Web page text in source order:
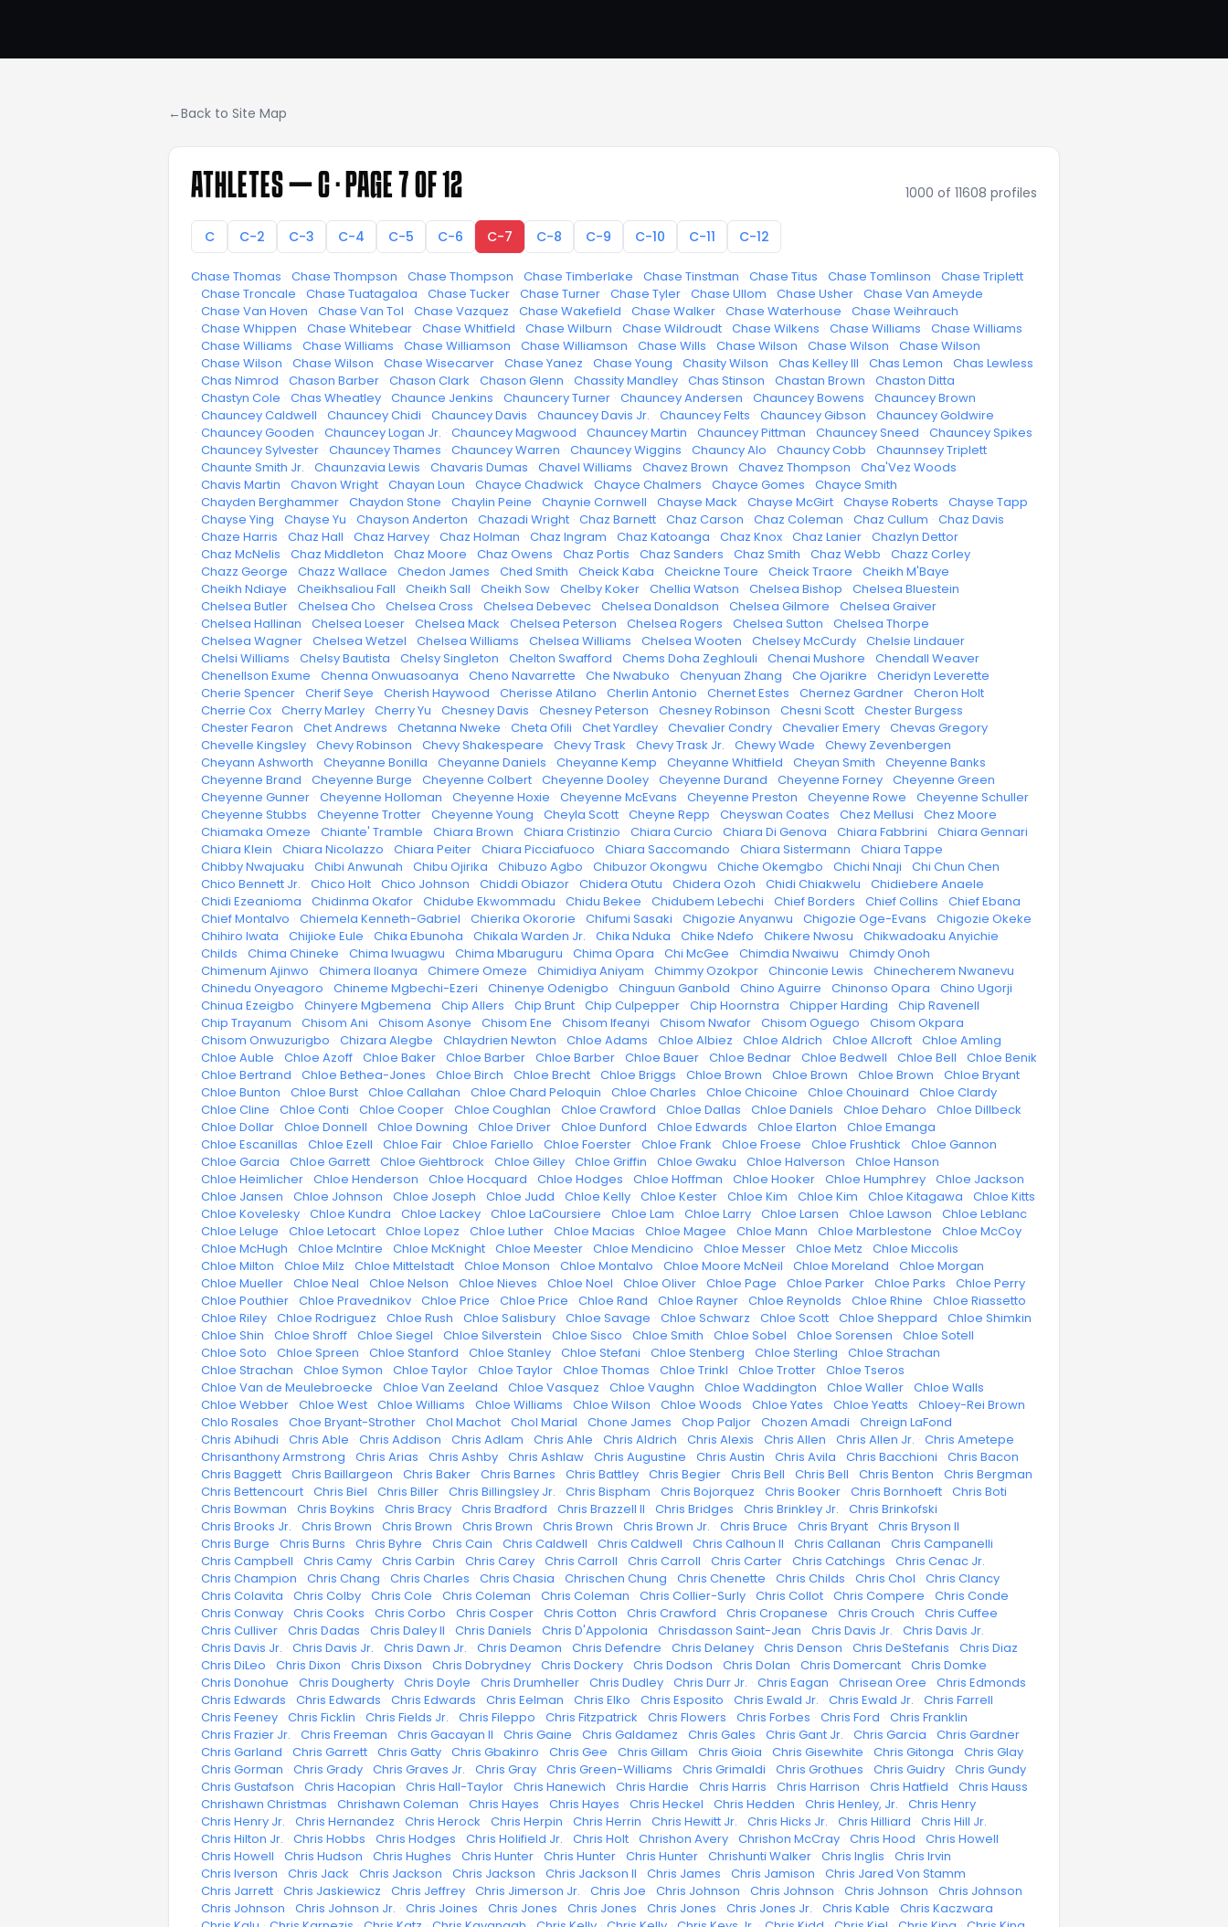
←Back to Site Map
ATHLETES —C· PAGE 7 OF 12 1000 of 11608 profiles
C C-2 C-3 C-4 C-5 C-6 C-7 C-8 C-9 C-10 C-11 C-12
Chase Thomas · Chase Thompson · Chase Thompson · Chase Timberlake · Chase Tinstman · Chase Titus · Chase Tomlinson · Chase Triplett
· Chase Troncale · Chase Tuatagaloa · Chase Tucker · Chase Turner · Chase Tyler · Chase Ullom · Chase Usher · Chase Van Ameyde
· Chase Van Hoven · Chase Van Tol · Chase Vazquez · Chase Wakefield · Chase Walker · Chase Waterhouse · Chase Weihrauch
· Chase Whippen · Chase Whitebear · Chase Whitfield · Chase Wilburn · Chase Wildroudt · Chase Wilkens · Chase Williams · Chase Williams
· Chase Williams · Chase Williams · Chase Williamson · Chase Williamson · Chase Wills · Chase Wilson · Chase Wilson · Chase Wilson
· Chase Wilson · Chase Wilson · Chase Wisecarver · Chase Yanez · Chase Young · Chasity Wilson · Chas Kelley III · Chas Lemon · Chas Lewless
· Chas Nimrod · Chason Barber · Chason Clark · Chason Glenn · Chassity Mandley · Chas Stinson · Chastan Brown · Chaston Ditta
· Chastyn Cole · Chas Wheatley · Chaunce Jenkins · Chauncery Turner · Chauncey Andersen · Chauncey Bowens · Chauncey Brown
· Chauncey Caldwell · Chauncey Chidi · Chauncey Davis · Chauncey Davis Jr. · Chauncey Felts · Chauncey Gibson · Chauncey Goldwire
· Chauncey Gooden · Chauncey Logan Jr. · Chauncey Magwood · Chauncey Martin · Chauncey Pittman · Chauncey Sneed · Chauncey Spikes
· Chauncey Sylvester · Chauncey Thames · Chauncey Warren · Chauncey Wiggins · Chauncy Alo · Chauncy Cobb · Chaunnsey Triplett
· Chaunte Smith Jr. · Chaunzavia Lewis · Chavaris Dumas · Chavel Williams · Chavez Brown · Chavez Thompson · Cha'Vez Woods
· Chavis Martin · Chavon Wright · Chayan Loun · Chayce Chadwick · Chayce Chalmers · Chayce Gomes · Chayce Smith
· Chayden Berghammer · Chaydon Stone · Chaylin Peine · Chaynie Cornwell · Chayse Mack · Chayse McGirt · Chayse Roberts · Chayse Tapp
· Chayse Ying · Chayse Yu · Chayson Anderton · Chazadi Wright · Chaz Barnett · Chaz Carson · Chaz Coleman · Chaz Cullum · Chaz Davis
· Chaze Harris · Chaz Hall · Chaz Harvey · Chaz Holman · Chaz Ingram · Chaz Katoanga · Chaz Knox · Chaz Lanier · Chazlyn Dettor
· Chaz McNelis · Chaz Middleton · Chaz Moore · Chaz Owens · Chaz Portis · Chaz Sanders · Chaz Smith · Chaz Webb · Chazz Corley
· Chazz George · Chazz Wallace · Chedon James · Ched Smith · Cheick Kaba · Cheickne Toure · Cheick Traore · Cheikh M'Baye
· Cheikh Ndiaye · Cheikhsaliou Fall · Cheikh Sall · Cheikh Sow · Chelby Koker · Chellia Watson · Chelsea Bishop · Chelsea Bluestein
· Chelsea Butler · Chelsea Cho · Chelsea Cross · Chelsea Debevec · Chelsea Donaldson · Chelsea Gilmore · Chelsea Graiver
· Chelsea Hallinan · Chelsea Loeser · Chelsea Mack · Chelsea Peterson · Chelsea Rogers · Chelsea Sutton · Chelsea Thorpe
· Chelsea Wagner · Chelsea Wetzel · Chelsea Williams · Chelsea Williams · Chelsea Wooten · Chelsey McCurdy · Chelsie Lindauer
· Chelsi Williams · Chelsy Bautista · Chelsy Singleton · Chelton Swafford · Chems Doha Zeghlouli · Chenai Mushore · Chendall Weaver
· Chenellson Exume · Chenna Onwuasoanya · Cheno Navarrette · Che Nwabuko · Chenyuan Zhang · Che Ojarikre · Cheridyn Leverette
· Cherie Spencer · Cherif Seye · Cherish Haywood · Cherisse Atilano · Cherlin Antonio · Chernet Estes · Chernez Gardner · Cheron Holt
· Cherrie Cox · Cherry Marley · Cherry Yu · Chesney Davis · Chesney Peterson · Chesney Robinson · Chesni Scott · Chester Burgess
· Chester Fearon · Chet Andrews · Chetanna Nweke · Cheta Ofili · Chet Yardley · Chevalier Condry · Chevalier Emery · Chevas Gregory
· Chevelle Kingsley · Chevy Robinson · Chevy Shakespeare · Chevy Trask · Chevy Trask Jr. · Chewy Wade · Chewy Zevenbergen
· Cheyann Ashworth · Cheyanne Bonilla · Cheyanne Daniels · Cheyanne Kemp · Cheyanne Whitfield · Cheyan Smith · Cheyenne Banks
· Cheyenne Brand · Cheyenne Burge · Cheyenne Colbert · Cheyenne Dooley · Cheyenne Durand · Cheyenne Forney · Cheyenne Green
· Cheyenne Gunner · Cheyenne Holloman · Cheyenne Hoxie · Cheyenne McEvans · Cheyenne Preston · Cheyenne Rowe · Cheyenne Schuller
· Cheyenne Stubbs · Cheyenne Trotter · Cheyenne Young · Cheyla Scott · Cheyne Repp · Cheyswan Coates · Chez Mellusi · Chez Moore
· Chiamaka Omeze · Chiante' Tramble · Chiara Brown · Chiara Cristinzio · Chiara Curcio · Chiara Di Genova · Chiara Fabbrini · Chiara Gennari
· Chiara Klein · Chiara Nicolazzo · Chiara Peiter · Chiara Picciafuoco · Chiara Saccomando · Chiara Sistermann · Chiara Tappe
· Chibby Nwajuaku · Chibi Anwunah · Chibu Ojirika · Chibuzo Agbo · Chibuzor Okongwu · Chiche Okemgbo · Chichi Nnaji · Chi Chun Chen
· Chico Bennett Jr. · Chico Holt · Chico Johnson · Chiddi Obiazor · Chidera Otutu · Chidera Ozoh · Chidi Chiakwelu · Chidiebere Anaele
· Chidi Ezeanioma · Chidinma Okafor · Chidube Ekwommadu · Chidu Bekee · Chidubem Lebechi · Chief Borders · Chief Collins · Chief Ebana
· Chief Montalvo · Chiemela Kenneth-Gabriel · Chierika Okororie · Chifumi Sasaki · Chigozie Anyanwu · Chigozie Oge-Evans · Chigozie Okeke
· Chihiro Iwata · Chijioke Eule · Chika Ebunoha · Chikala Warden Jr. · Chika Nduka · Chike Ndefo · Chikere Nwosu · Chikwadoaku Anyichie
· Childs · Chima Chineke · Chima Iwuagwu · Chima Mbaruguru · Chima Opara · Chi McGee · Chimdia Nwaiwu · Chimdy Onoh
· Chimenum Ajinwo · Chimera Iloanya · Chimere Omeze · Chimidiya Aniyam · Chimmy Ozokpor · Chinconie Lewis · Chinecherem Nwanevu
· Chinedu Onyeagoro · Chineme Mgbechi-Ezeri · Chinenye Odenigbo · Chinguun Ganbold · Chino Aguirre · Chinonso Opara · Chino Ugorji
· Chinua Ezeigbo · Chinyere Mgbemena · Chip Allers · Chip Brunt · Chip Culpepper · Chip Hoornstra · Chipper Harding · Chip Ravenell
· Chip Trayanum · Chisom Ani · Chisom Asonye · Chisom Ene · Chisom Ifeanyi · Chisom Nwafor · Chisom Oguego · Chisom Okpara
· Chisom Onwuzurigbo · Chizara Alegbe · Chlaydrien Newton · Chloe Adams · Chloe Albiez · Chloe Aldrich · Chloe Allcroft · Chloe Amling
· Chloe Auble · Chloe Azoff · Chloe Baker · Chloe Barber · Chloe Barber · Chloe Bauer · Chloe Bednar · Chloe Bedwell · Chloe Bell · Chloe Benik
· Chloe Bertrand · Chloe Bethea-Jones · Chloe Birch · Chloe Brecht · Chloe Briggs · Chloe Brown · Chloe Brown · Chloe Brown · Chloe Bryant
· Chloe Bunton · Chloe Burst · Chloe Callahan · Chloe Chard Peloquin · Chloe Charles · Chloe Chicoine · Chloe Chouinard · Chloe Clardy
· Chloe Cline · Chloe Conti · Chloe Cooper · Chloe Coughlan · Chloe Crawford · Chloe Dallas · Chloe Daniels · Chloe Deharo · Chloe Dillbeck
· Chloe Dollar · Chloe Donnell · Chloe Downing · Chloe Driver · Chloe Dunford · Chloe Edwards · Chloe Elarton · Chloe Emanga
· Chloe Escanillas · Chloe Ezell · Chloe Fair · Chloe Fariello · Chloe Foerster · Chloe Frank · Chloe Froese · Chloe Frushtick · Chloe Gannon
· Chloe Garcia · Chloe Garrett · Chloe Giehtbrock · Chloe Gilley · Chloe Griffin · Chloe Gwaku · Chloe Halverson · Chloe Hanson
· Chloe Heimlicher · Chloe Henderson · Chloe Hocquard · Chloe Hodges · Chloe Hoffman · Chloe Hooker · Chloe Humphrey · Chloe Jackson
· Chloe Jansen · Chloe Johnson · Chloe Joseph · Chloe Judd · Chloe Kelly · Chloe Kester · Chloe Kim · Chloe Kim · Chloe Kitagawa · Chloe Kitts
· Chloe Kovelesky · Chloe Kundra · Chloe Lackey · Chloe LaCoursiere · Chloe Lam · Chloe Larry · Chloe Larsen · Chloe Lawson · Chloe Leblanc
· Chloe Leluge · Chloe Letocart · Chloe Lopez · Chloe Luther · Chloe Macias · Chloe Magee · Chloe Mann · Chloe Marblestone · Chloe McCoy
· Chloe McHugh · Chloe McIntire · Chloe McKnight · Chloe Meester · Chloe Mendicino · Chloe Messer · Chloe Metz · Chloe Miccolis
· Chloe Milton · Chloe Milz · Chloe Mittelstadt · Chloe Monson · Chloe Montalvo · Chloe Moore McNeil · Chloe Moreland · Chloe Morgan
· Chloe Mueller · Chloe Neal · Chloe Nelson · Chloe Nieves · Chloe Noel · Chloe Oliver · Chloe Page · Chloe Parker · Chloe Parks · Chloe Perry
· Chloe Pouthier · Chloe Pravednikov · Chloe Price · Chloe Price · Chloe Rand · Chloe Rayner · Chloe Reynolds · Chloe Rhine · Chloe Riassetto
· Chloe Riley · Chloe Rodriguez · Chloe Rush · Chloe Salisbury · Chloe Savage · Chloe Schwarz · Chloe Scott · Chloe Sheppard · Chloe Shimkin
· Chloe Shin · Chloe Shroff · Chloe Siegel · Chloe Silverstein · Chloe Sisco · Chloe Smith · Chloe Sobel · Chloe Sorensen · Chloe Sotell
· Chloe Soto · Chloe Spreen · Chloe Stanford · Chloe Stanley · Chloe Stefani · Chloe Stenberg · Chloe Sterling · Chloe Strachan
· Chloe Strachan · Chloe Symon · Chloe Taylor · Chloe Taylor · Chloe Thomas · Chloe Trinkl · Chloe Trotter · Chloe Tseros
· Chloe Van de Meulebroecke · Chloe Van Zeeland · Chloe Vasquez · Chloe Vaughn · Chloe Waddington · Chloe Waller · Chloe Walls
· Chloe Webber · Chloe West · Chloe Williams · Chloe Williams · Chloe Wilson · Chloe Woods · Chloe Yates · Chloe Yeatts · Chloey-Rei Brown
· Chlo Rosales · Choe Bryant-Strother · Chol Machot · Chol Marial · Chone James · Chop Paljor · Chozen Amadi · Chreign LaFond
· Chris Abihudi · Chris Able · Chris Addison · Chris Adlam · Chris Ahle · Chris Aldrich · Chris Alexis · Chris Allen · Chris Allen Jr. · Chris Ametepe
· Chrisanthony Armstrong · Chris Arias · Chris Ashby · Chris Ashlaw · Chris Augustine · Chris Austin · Chris Avila · Chris Bacchioni · Chris Bacon
· Chris Baggett · Chris Baillargeon · Chris Baker · Chris Barnes · Chris Battley · Chris Begier · Chris Bell · Chris Bell · Chris Benton · Chris Bergman
· Chris Bettencourt · Chris Biel · Chris Biller · Chris Billingsley Jr. · Chris Bispham · Chris Bojorquez · Chris Booker · Chris Bornhoeft · Chris Boti
· Chris Bowman · Chris Boykins · Chris Bracy · Chris Bradford · Chris Brazzell II · Chris Bridges · Chris Brinkley Jr. · Chris Brinkofski
· Chris Brooks Jr. · Chris Brown · Chris Brown · Chris Brown · Chris Brown · Chris Brown Jr. · Chris Bruce · Chris Bryant · Chris Bryson II
· Chris Burge · Chris Burns · Chris Byhre · Chris Cain · Chris Caldwell · Chris Caldwell · Chris Calhoun II · Chris Callanan · Chris Campanelli
· Chris Campbell · Chris Camy · Chris Carbin · Chris Carey · Chris Carroll · Chris Carroll · Chris Carter · Chris Catchings · Chris Cenac Jr.
· Chris Champion · Chris Chang · Chris Charles · Chris Chasia · Chrischen Chung · Chris Chenette · Chris Childs · Chris Chol · Chris Clancy
· Chris Colavita · Chris Colby · Chris Cole · Chris Coleman · Chris Coleman · Chris Collier-Surly · Chris Collot · Chris Compere · Chris Conde
· Chris Conway · Chris Cooks · Chris Corbo · Chris Cosper · Chris Cotton · Chris Crawford · Chris Cropanese · Chris Crouch · Chris Cuffee
· Chris Culliver · Chris Dadas · Chris Daley II · Chris Daniels · Chris D'Appolonia · Chrisdasson Saint-Jean · Chris Davis Jr. · Chris Davis Jr.
· Chris Davis Jr. · Chris Davis Jr. · Chris Dawn Jr. · Chris Deamon · Chris Defendre · Chris Delaney · Chris Denson · Chris DeStefanis · Chris Diaz
· Chris DiLeo · Chris Dixon · Chris Dixson · Chris Dobrydney · Chris Dockery · Chris Dodson · Chris Dolan · Chris Domercant · Chris Domke
· Chris Donohue · Chris Dougherty · Chris Doyle · Chris Drumheller · Chris Dudley · Chris Durr Jr. · Chris Eagan · Chrisean Oree · Chris Edmonds
· Chris Edwards · Chris Edwards · Chris Edwards · Chris Eelman · Chris Elko · Chris Esposito · Chris Ewald Jr. · Chris Ewald Jr. · Chris Farrell
· Chris Feeney · Chris Ficklin · Chris Fields Jr. · Chris Fileppo · Chris Fitzpatrick · Chris Flowers · Chris Forbes · Chris Ford · Chris Franklin
· Chris Frazier Jr. · Chris Freeman · Chris Gacayan II · Chris Gaine · Chris Galdamez · Chris Gales · Chris Gant Jr. · Chris Garcia · Chris Gardner
· Chris Garland · Chris Garrett · Chris Gatty · Chris Gbakinro · Chris Gee · Chris Gillam · Chris Gioia · Chris Gisewhite · Chris Gitonga · Chris Glay
· Chris Gorman · Chris Grady · Chris Graves Jr. · Chris Gray · Chris Green-Williams · Chris Grimaldi · Chris Grothues · Chris Guidry · Chris Gundy
· Chris Gustafson · Chris Hacopian · Chris Hall-Taylor · Chris Hanewich · Chris Hardie · Chris Harris · Chris Harrison · Chris Hatfield · Chris Hauss
· Chrishawn Christmas · Chrishawn Coleman · Chris Hayes · Chris Hayes · Chris Heckel · Chris Hedden · Chris Henley, Jr. · Chris Henry
· Chris Henry Jr. · Chris Hernandez · Chris Herock · Chris Herpin · Chris Herrin · Chris Hewitt Jr. · Chris Hicks Jr. · Chris Hilliard · Chris Hill Jr.
· Chris Hilton Jr. · Chris Hobbs · Chris Hodges · Chris Holifield Jr. · Chris Holt · Chrishon Avery · Chrishon McCray · Chris Hood · Chris Howell
· Chris Howell · Chris Hudson · Chris Hughes · Chris Hunter · Chris Hunter · Chris Hunter · Chrishunti Walker · Chris Inglis · Chris Irvin
· Chris Iverson · Chris Jack · Chris Jackson · Chris Jackson · Chris Jackson II · Chris James · Chris Jamison · Chris Jared Von Stamm
· Chris Jarrett · Chris Jaskiewicz · Chris Jeffrey · Chris Jimerson Jr. · Chris Joe · Chris Johnson · Chris Johnson · Chris Johnson · Chris Johnson
· Chris Johnson · Chris Johnson Jr. · Chris Joines · Chris Jones · Chris Jones · Chris Jones · Chris Jones Jr. · Chris Kable · Chris Kaczwara